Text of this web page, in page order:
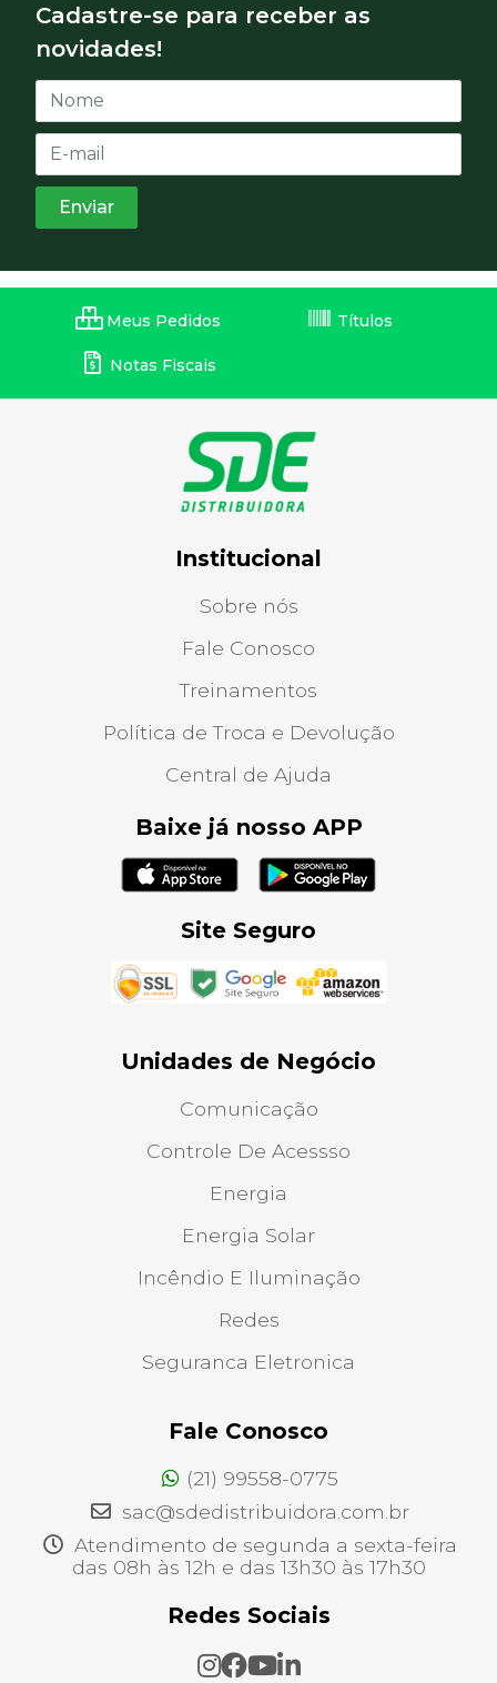
Cadastre-se para receber as
novidades!
Meus Pedidos Títulos
Notas Fiscais
Institucional
Sobre nós
Fale Conosco
Treinamentos
Política de Troca e Devolução
Central de Ajuda
Baixe já nosso APP
Site Seguro
Unidades de Negócio
Comunicação
Controle De Acessso
Energia
Energia Solar
Incêndio E Iluminação
Redes
Seguranca Eletronica
Fale Conosco
(21) 99558-0775
sac@sdedistribuidora.com.br
Atendimento de segunda a sexta-feira
das 08h às 12h e das 13h30 às 17h30
Redes Sociais